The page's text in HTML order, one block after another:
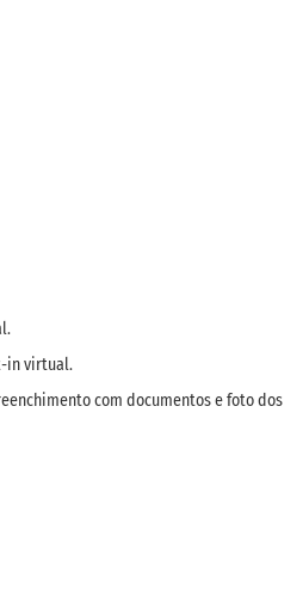
in virtual.
com documentos e foto dos